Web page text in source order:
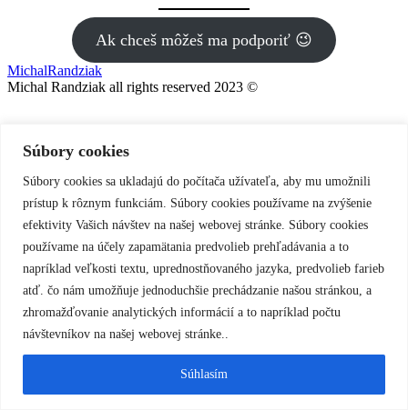
Súbory cookies
Súbory cookies sa ukladajú do počítača užívateľa, aby mu umožnili
prístup k rôznym funkciám. Súbory cookies používame na zvýšenie
efektivity Vašich návštev na našej webovej stránke. Súbory cookies
používame na účely zapamätania predvolieb prehľadávania a to
napríklad veľkosti textu, uprednostňovaného jazyka, predvolieb farieb
atď. čo nám umožňuje jednoduchšie prechádzanie našou stránkou, a
zhromažďovanie analytických informácií a to napríklad počtu
návštevníkov na našej webovej stránke..
Súhlasím
Ak chceš môžeš ma podporiť 😉
MichalRandziak
Michal Randziak all rights reserved 2023 ©